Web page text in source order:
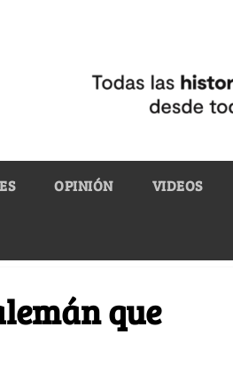
OPINIÓN VIDEOS
que